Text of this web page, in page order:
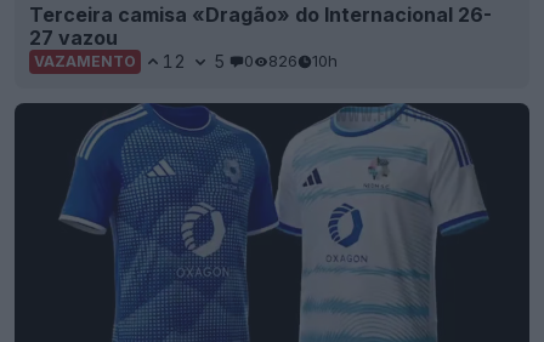
Terceira camisa «Dragão» do Internacional 26-
27 vazou
VAZAMENTO 12 5 0 826 10h